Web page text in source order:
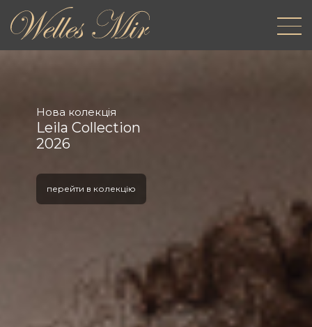
Нова колекція
Leila Collection
2026
перейти в колекцію